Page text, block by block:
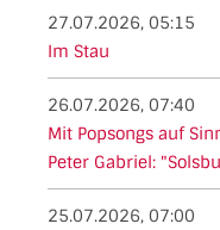
27.07.2026, 05:15
Im Stau
26.07.2026, 07:40
Mit Popsongs auf
Peter Gabriel:
25.07.2026, 07:00